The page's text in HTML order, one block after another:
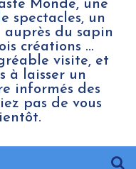
Monde, une
spectacles, un
du sapin
créations …
visite, et
à laisser un
informés des
pas de vous